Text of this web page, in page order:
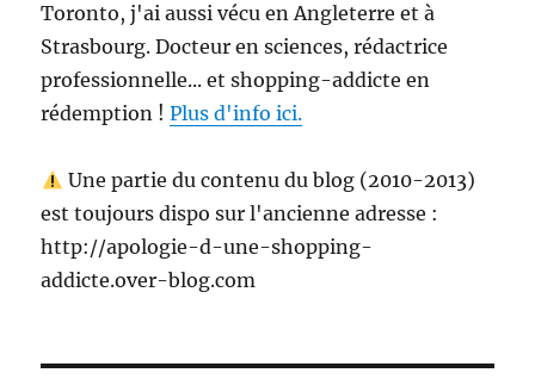
Toronto, j'ai aussi vécu en Angleterre et à
Strasbourg. Docteur en sciences, rédactrice
professionnelle... et shopping-addicte en
rédemption !Plus d'info ici.
Une partie du contenu du blog (2010-2013)
est toujours dispo sur l'ancienne adresse :
http://apologie-d-une-shopping-
addicte.over-blog.com